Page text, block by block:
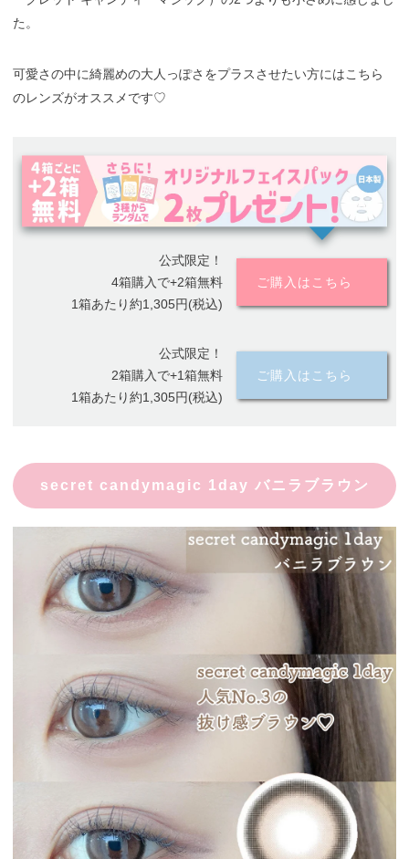
た。
可愛さの中に綺麗めの大人っぽさをプラスさせたい方にはこちら
のレンズがオススメです♡
公式限定！
4箱購入で+2箱無料
1箱あたり約1,305円(税込)
ご購入はこちら
公式限定！
2箱購入で+1箱無料
1箱あたり約1,305円(税込)
ご購入はこちら
secret candymagic 1day バニラブラウン